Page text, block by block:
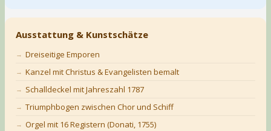
Ausstattung & Kunstschätze
Dreiseitige Emporen
Kanzel mit Christus & Evangelisten bemalt
Schalldeckel mit Jahreszahl 1787
Triumphbogen zwischen Chor und Schiff
Orgel mit 16 Registern (Donati, 1755)